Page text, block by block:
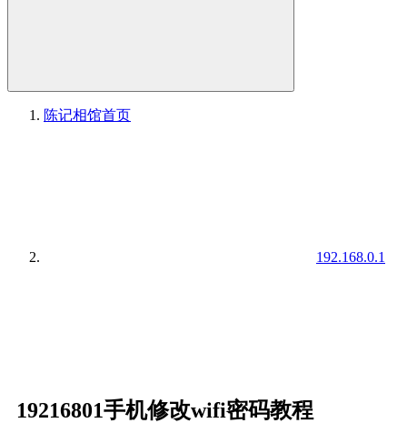
陈记相馆首页
192.168.0.1
19216801手机修改wifi密码教程